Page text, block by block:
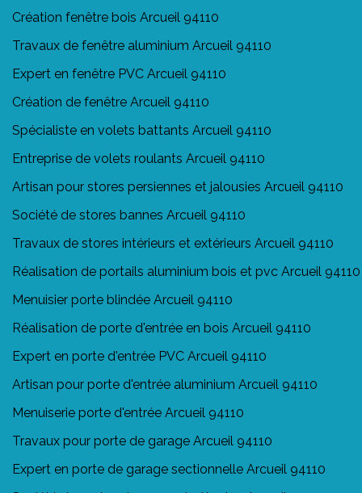
Création fenêtre bois Arcueil 94110
Travaux de fenêtre aluminium Arcueil 94110
Expert en fenêtre PVC Arcueil 94110
Création de fenêtre Arcueil 94110
Spécialiste en volets battants Arcueil 94110
Entreprise de volets roulants Arcueil 94110
Artisan pour stores persiennes et jalousies Arcueil 94110
Société de stores bannes Arcueil 94110
Travaux de stores intérieurs et extérieurs Arcueil 94110
Réalisation de portails aluminium bois et pvc Arcueil 94110
Menuisier porte blindée Arcueil 94110
Réalisation de porte d'entrée en bois Arcueil 94110
Expert en porte d'entrée PVC Arcueil 94110
Artisan pour porte d'entrée aluminium Arcueil 94110
Menuiserie porte d'entrée Arcueil 94110
Travaux pour porte de garage Arcueil 94110
Expert en porte de garage sectionnelle Arcueil 94110